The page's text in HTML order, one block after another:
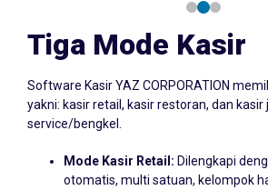
Tiga Mode Kasir
yakni: kasir retail, kasir restoran, dan kasir
service/bengkel.
otomatis, multi satuan, kelompok
pelanggan, diskon nota, dan multi